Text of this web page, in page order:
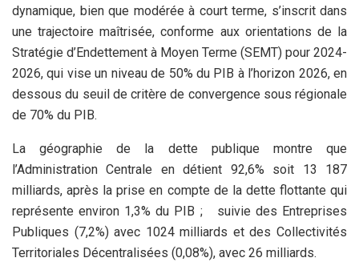
dynamique, bien que modérée à court terme, s’inscrit dans
une trajectoire maîtrisée, conforme aux orientations de la
Stratégie d’Endettement à Moyen Terme (SEMT) pour 2024-
2026, qui vise un niveau de 50% du PIB à l’horizon 2026, en
dessous du seuil de critère de convergence sous régionale
de 70% du PIB.
La géographie de la dette publique montre que
l’Administration Centrale en détient 92,6% soit 13 187
milliards, après la prise en compte de la dette flottante qui
représente environ 1,3% du PIB ; suivie des Entreprises
Publiques (7,2%) avec 1024 milliards et des Collectivités
Territoriales Décentralisées (0,08%), avec 26 milliards.